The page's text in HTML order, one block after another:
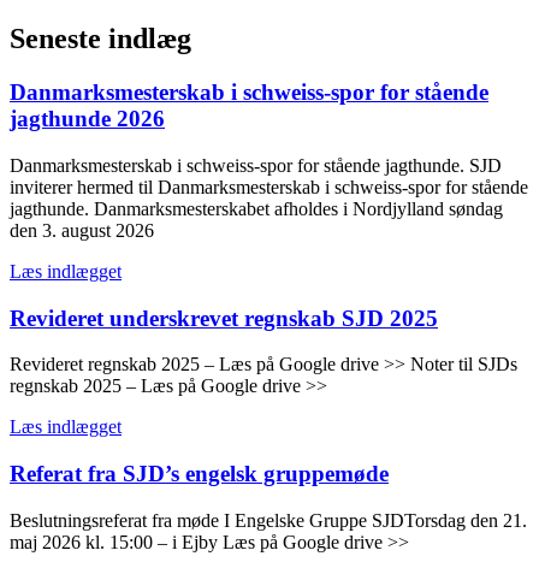
Seneste indlæg
Danmarksmesterskab i schweiss-spor for stående
jagthunde 2026
Danmarksmesterskab i schweiss-spor for stående jagthunde. SJD
inviterer hermed til Danmarksmesterskab i schweiss-spor for stående
jagthunde. Danmarksmesterskabet afholdes i Nordjylland søndag
den 3. august 2026
Læs indlægget
Revideret underskrevet regnskab SJD 2025
Revideret regnskab 2025 – Læs på Google drive >> Noter til SJDs
regnskab 2025 – Læs på Google drive >>
Læs indlægget
Referat fra SJD’s engelsk gruppemøde
Beslutningsreferat fra møde I Engelske Gruppe SJDTorsdag den 21.
maj 2026 kl. 15:00 – i Ejby Læs på Google drive >>